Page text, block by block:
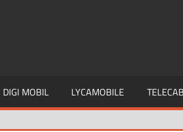
DIGI MOBIL LYCAMOBILE